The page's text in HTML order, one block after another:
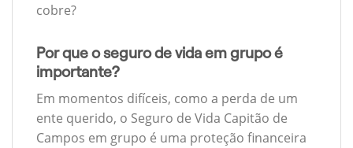
cobre?
Por que o seguro de vida em grupo é
importante?
Em momentos difíceis, como a perda de um
ente querido, o Seguro de Vida Capitão de
Campos em grupo é uma proteção financeira